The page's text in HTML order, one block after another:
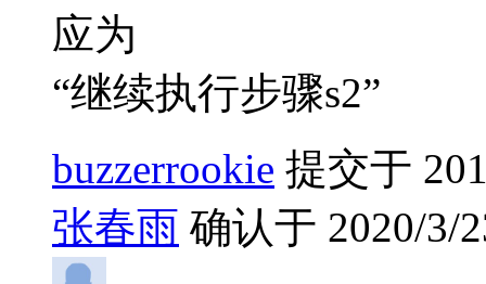
应为
“继续执行步骤s2”
buzzerrookie 提交于
张春雨 确认于 2020/3/